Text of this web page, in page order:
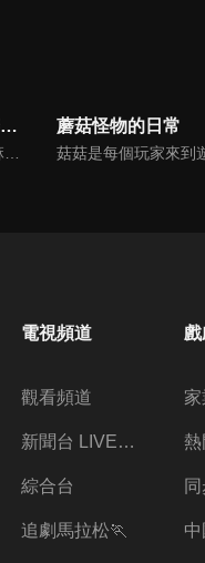
人生中有貓的話 總有辦法的喵 蘑菇怪物的日常
電視頻道
觀看頻道
新聞台 LIVE 直播
綜合台
追劇馬拉松🏃
戲
家
熱
中